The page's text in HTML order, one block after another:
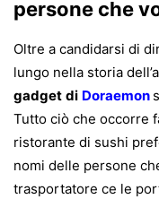
persone che
Oltre a candidarsi di
lungo nella storia
gadget di Doraemon
Tutto ciò che occorre
ristorante di sushi
nomi delle persone
trasportatore ce le